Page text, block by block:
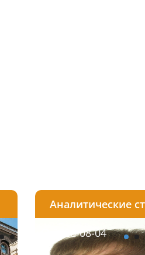
2026-08-05
Аналитические
2026-08-04
2026-07-27